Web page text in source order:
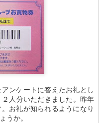
ンケートに答えたお礼とし
人分いただきました。昨年
お礼が知られるようになり
うか。